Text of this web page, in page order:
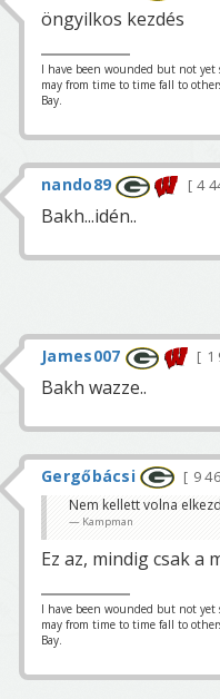
öngyilkos kezdés
I have been wounded but not
may from time to time fall to
Bay.
nando89 4
Bakh...idén..
James007 1
Bakh wazze..
Gergőbácsi 9
Nem kellett volna
Kampman
Ez az, mindig csak a
I have been wounded but not
may from time to time fall to
Bay.